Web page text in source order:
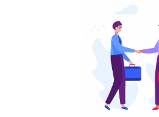
Dịch vụ cưới tại Long An
Dịch vụ cưới tại Ninh Thuận
Dịch vụ cưới tại Quảng Nam
Dịch vụ cưới tại Quảng Trị
Dịch vụ cưới tại Thái Nguyên